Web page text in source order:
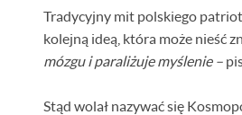
Andrzej i NN, ul.
Tradycyjny mit polskiego
kolejną ideą, która może nieść
mózgu i paraliżuje myślenie –
Stąd wolał nazywać się